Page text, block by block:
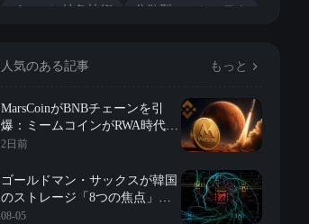
チェーン抽象技術
分散型エコシステム
人気のある記事 もっと
MarsCoinがBNBチェーンを引
爆：ミームコインがRWA時代に
突入？
2日前
ゴールドマン・サックスが韓国
のストレージ「8つの焦点」を
詳解：評価、長期契約、在庫、
08-05